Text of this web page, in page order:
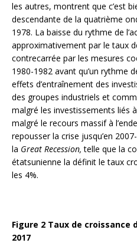
les autres, montrent que c’est
descendante de la quatrième
1978. La baisse du rythme de
approximativement par le taux
contrecarrée par les mesures
1980-1982 avant qu’un rythme
effets d’entraînement des
des groupes industriels et
malgré les investissements liés
malgré le recours massif à
repousser la crise jusqu’en
la Great Recession, telle que la
étatsunienne la définit le taux
les 4%.
Figure 2 Taux de croissance
2017